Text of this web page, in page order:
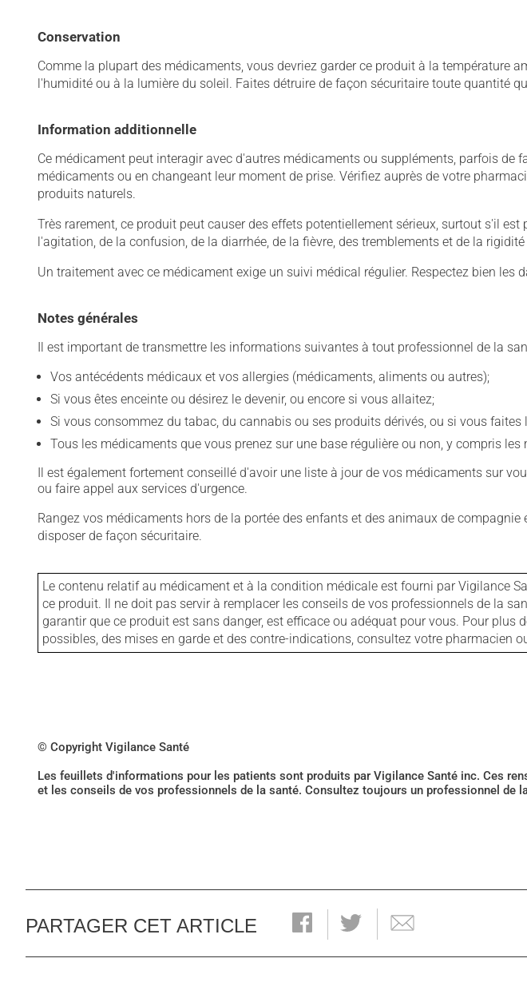
Conservation
Comme la plupart des médicaments, vous devriez garder ce produit à la température
l'humidité ou à la lumière du soleil. Faites détruire de façon sécuritaire toute quantité
Information additionnelle
Ce médicament peut interagir avec d'autres médicaments ou suppléments, parfois
médicaments ou en changeant leur moment de prise. Vérifiez auprès de votre
produits naturels.
Très rarement, ce produit peut causer des effets potentiellement sérieux, surtout s'il
l'agitation, de la confusion, de la diarrhée, de la fièvre, des tremblements et de la
Un traitement avec ce médicament exige un suivi médical régulier. Respectez bien les
Notes générales
Il est important de transmettre les informations suivantes à tout professionnel de la
Vos antécédents médicaux et vos allergies (médicaments, aliments ou autres);
Si vous êtes enceinte ou désirez le devenir, ou encore si vous allaitez;
Si vous consommez du tabac, du cannabis ou ses produits dérivés, ou si vous faites
Tous les médicaments que vous prenez sur une base régulière ou non, y compris
Il est également fortement conseillé d'avoir une liste à jour de vos médicaments sur
ou faire appel aux services d'urgence.
Rangez vos médicaments hors de la portée des enfants et des animaux de
disposer de façon sécuritaire.
Le contenu relatif au médicament et à la condition médicale est fourni par Vigilance
ce produit. Il ne doit pas servir à remplacer les conseils de vos professionnels de la
garantir que ce produit est sans danger, est efficace ou adéquat pour vous. Pour
possibles, des mises en garde et des contre-indications, consultez votre pharmacien
© Copyright Vigilance Santé
Les feuillets d'informations pour les patients sont produits par Vigilance Santé inc. Ces
et les conseils de vos professionnels de la santé. Consultez toujours un professionnel de
PARTAGER CET ARTICLE